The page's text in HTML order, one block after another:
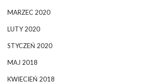
MARZEC 2020
LUTY 2020
STYCZEŃ 2020
MAJ 2018
KWIECIEŃ 2018